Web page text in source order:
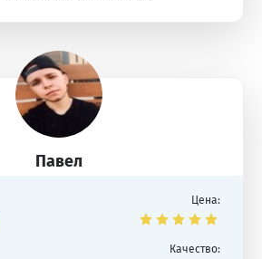
Павел
Цена:
Качество: